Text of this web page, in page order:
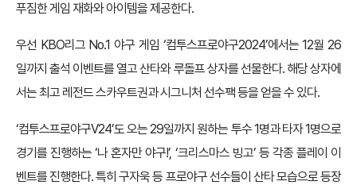
푸짐한 게임 재화와 아이템을 제공한다.
우선 KBO리그 No.1 야구 게임 ‘컴투스프로야구2024’에서는 12월 26
일까지 출석 이벤트를 열고 산타와 루돌프 상자를 선물한다. 해당 상자에
서는 최고 레전드 스카우트권과 시그니처 선수팩 등을 얻을 수 있다.
‘컴투스프로야구V24’도 오는 29일까지 원하는 투수 1명과 타자 1명으로
경기를 진행하는 ‘나 혼자만 야구!’, ‘크리스마스 빙고’ 등 각종 플레이 이
벤트를 진행한다. 특히 구자욱 등 프로야구 선수들이 산타 모습으로 등장